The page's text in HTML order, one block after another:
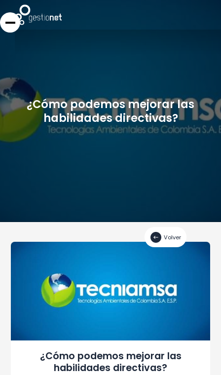
¿Cómo podemos mejorar las
habilidades directivas?
Volver
¿Cómo podemos mejorar las
habilidades directivas?